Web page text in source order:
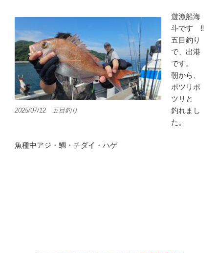
2025/07/12 五目釣り
遊漁船海
斗です ‼
五目釣り
で、出港
です。
朝から、
ポツリポ
ツリと
釣れまし
た。
魚種中アジ・鯛・チダイ・ハゲ